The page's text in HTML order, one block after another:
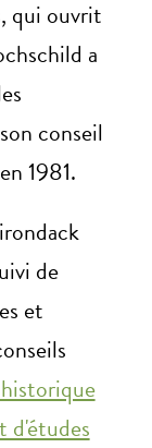
qui ouvrit
a
conseil
1981.
de
et
d'études